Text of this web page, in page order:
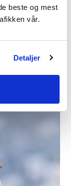
beste og mest
vår.
Detaljer